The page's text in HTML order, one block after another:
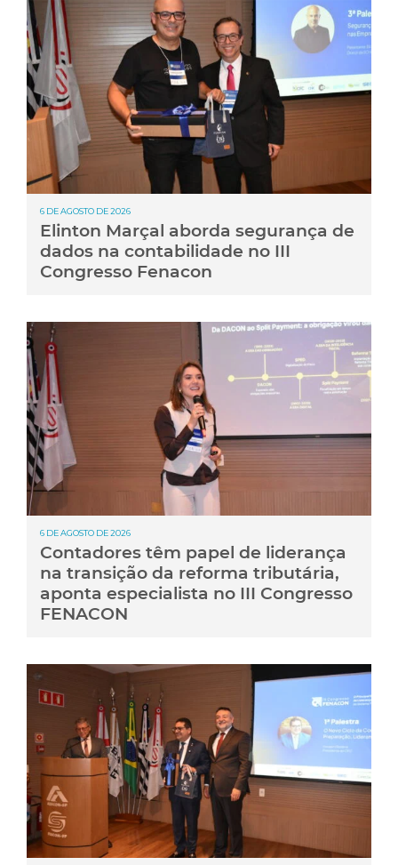
6 DE AGOSTO DE 2026
Elinton Marçal aborda segurança de
dados na contabilidade no III
Congresso Fenacon
6 DE AGOSTO DE 2026
Contadores têm papel de liderança
na transição da reforma tributária,
aponta especialista no III Congresso
FENACON